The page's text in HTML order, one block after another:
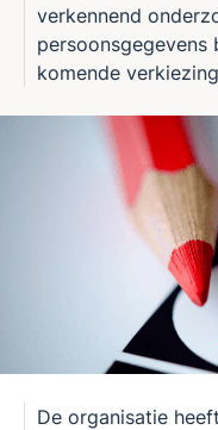
verkennend
komende
De organisatie